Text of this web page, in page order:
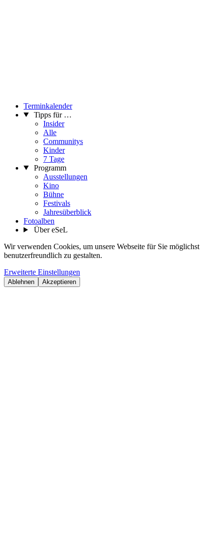
Terminkalender
Tipps für …
Insider
Alle
Communitys
Kinder
7 Tage
Programm
Ausstellungen
Kino
Bühne
Festivals
Jahresüberblick
Fotoalben
Über eSeL
Wir verwenden Cookies, um unsere Webseite für Sie möglichst
benutzerfreundlich zu gestalten.
Erweiterte Einstellungen
Ablehnen Akzeptieren